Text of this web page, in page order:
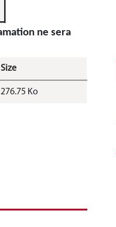
ne sera
Size
276.75 Ko